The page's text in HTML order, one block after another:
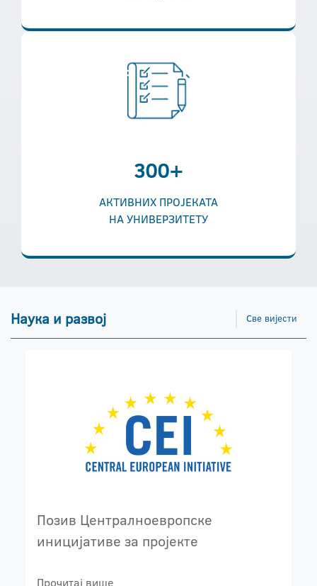
300+
АКТИВНИХ ПРОЈЕКАТА
НА УНИВЕРЗИТЕТУ
Наука и развој Све вијести
Позив Централноевропске
иницијативе за пројекте
Прочитај више